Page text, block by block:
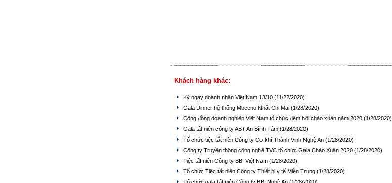
Khách hàng khác:
Kỷ ngày doanh nhân Việt Nam 13/10 (11/22/2020)
Gala Dinner hệ thống Mbeeno Nhất Chi Mai (1/28/2020)
Cộng đồng doanh nghiệp Việt Nam tổ chức đêm hội chào xuân năm 2020 (1/28/2020)
Gala tất niên công ty ABT An Bình Tâm (1/28/2020)
Tổ chức tiệc tất niên Công ty Cơ khí Thành Vinh Nghệ An (1/28/2020)
Công ty Truyền thông công nghệ TVC tổ chức Gala Chào Xuân 2020 (1/28/2020)
Tiệc tất niên Công ty BBI Việt Nam (1/28/2020)
Tổ chức Tiệc tất niên Công ty Thiết bị y tế Miền Trung (1/28/2020)